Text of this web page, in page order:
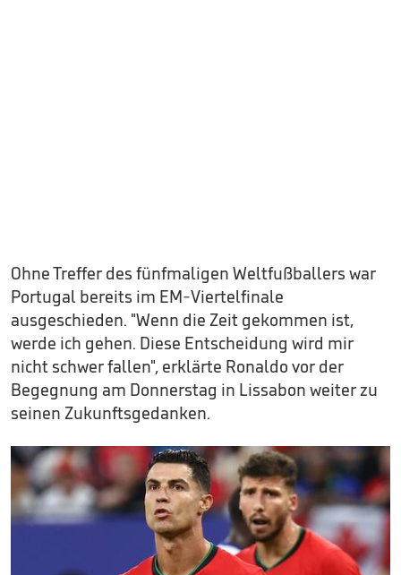
Ohne Treffer des fünfmaligen Weltfußballers war
Portugal bereits im EM-Viertelfinale
ausgeschieden. "Wenn die Zeit gekommen ist,
werde ich gehen. Diese Entscheidung wird mir
nicht schwer fallen", erklärte Ronaldo vor der
Begegnung am Donnerstag in Lissabon weiter zu
seinen Zukunftsgedanken.